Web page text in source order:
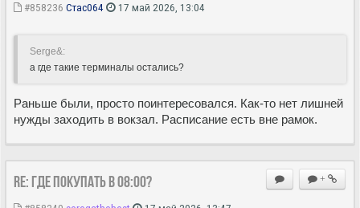
#858236 Стас064 17 май 2026, 13:04
Serge&:
а где такие терминалы остались?
Раньше были, просто поинтересовался. Как-то нет лишней
нужды заходить в вокзал. Расписание есть вне рамок.
+
Re: Где покупать в 08:00?